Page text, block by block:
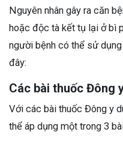
Nguyên nhân gây ra căn
hoặc độc tà kết tụ lại ở bì
người bệnh có thể sử
đây:
Các bài thuốc Đông
Với các bài thuốc Đông y
thể áp dụng một trong 3